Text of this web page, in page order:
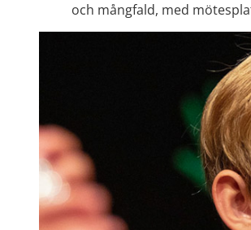
och mångfald, med